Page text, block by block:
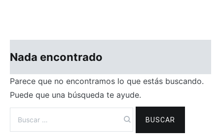
Nada encontrado
Parece que no encontramos lo que estás buscando.
Puede que una búsqueda te ayude.
Buscar: